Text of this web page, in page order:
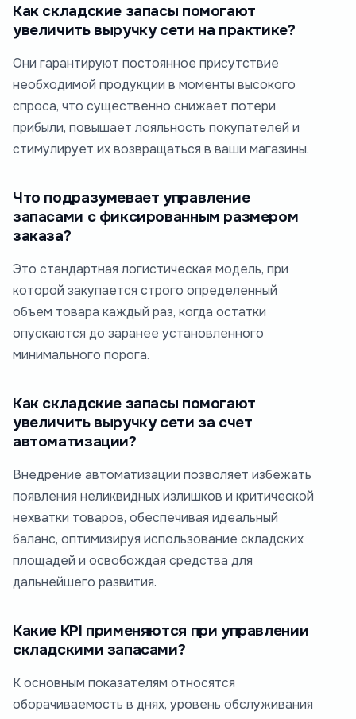
Как складские запасы помогают
увеличить выручку сети на практике?
Они гарантируют постоянное присутствие
необходимой продукции в моменты высокого
спроса, что существенно снижает потери
прибыли, повышает лояльность покупателей и
стимулирует их возвращаться в ваши магазины.
Что подразумевает управление
запасами с фиксированным размером
заказа?
Это стандартная логистическая модель, при
которой закупается строго определенный
объем товара каждый раз, когда остатки
опускаются до заранее установленного
минимального порога.
Как складские запасы помогают
увеличить выручку сети за счет
автоматизации?
Внедрение автоматизации позволяет избежать
появления неликвидных излишков и критической
нехватки товаров, обеспечивая идеальный
баланс, оптимизируя использование складских
площадей и освобождая средства для
дальнейшего развития.
Какие KPI применяются при управлении
складскими запасами?
К основным показателям относятся
оборачиваемость в днях, уровень обслуживания